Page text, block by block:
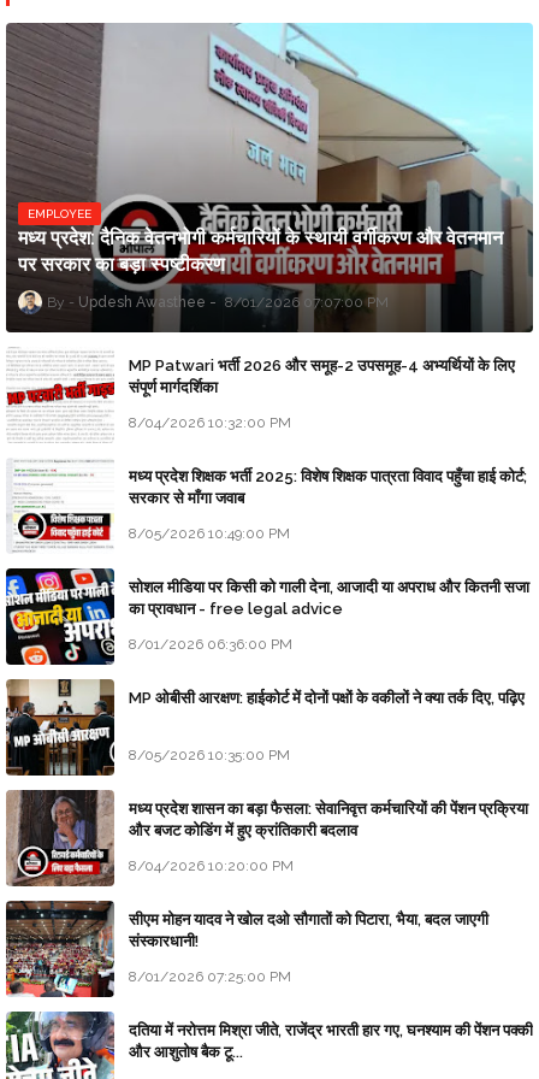
EMPLOYEE
मध्य प्रदेश: दैनिक वेतनभोगी कर्मचारियों के स्थायी वर्गीकरण और वेतनमान
पर सरकार का बड़ा स्पष्टीकरण
Updesh Awasthee 8/01/2026 07:07:00 PM
MP Patwari भर्ती 2026 और समूह-2 उपसमूह-4 अभ्यर्थियों के लिए
संपूर्ण मार्गदर्शिका
8/04/2026 10:32:00 PM
मध्य प्रदेश शिक्षक भर्ती 2025: विशेष शिक्षक पात्रता विवाद पहुँचा हाई कोर्ट;
सरकार से माँगा जवाब
8/05/2026 10:49:00 PM
सोशल मीडिया पर किसी को गाली देना, आजादी या अपराध और कितनी सजा
का प्रावधान - free legal advice
8/01/2026 06:36:00 PM
MP ओबीसी आरक्षण: हाईकोर्ट में दोनों पक्षों के वकीलों ने क्या तर्क दिए, पढ़िए
8/05/2026 10:35:00 PM
मध्य प्रदेश शासन का बड़ा फैसला: सेवानिवृत्त कर्मचारियों की पेंशन प्रक्रिया
और बजट कोडिंग में हुए क्रांतिकारी बदलाव
8/04/2026 10:20:00 PM
सीएम मोहन यादव ने खोल दओ सौगातों को पिटारा, भैया, बदल जाएगी
संस्कारधानी!
8/01/2026 07:25:00 PM
दतिया में नरोत्तम मिश्रा जीते, राजेंद्र भारती हार गए, घनश्याम की पेंशन पक्की
और आशुतोष बैक टू...